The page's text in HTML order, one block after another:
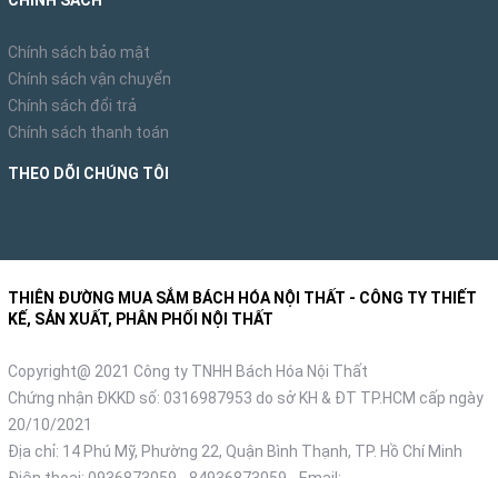
Chính sách bảo mật
Chính sách vận chuyển
Chính sách đổi trả
Chính sách thanh toán
THEO DÕI CHÚNG TÔI
THIÊN ĐƯỜNG MUA SẮM BÁCH HÓA NỘI THẤT - CÔNG TY THIẾT
KẾ, SẢN XUẤT, PHÂN PHỐI NỘI THẤT
Copyright@ 2021 Công ty TNHH Bách Hóa Nội Thất
Chứng nhận ĐKKD số: 0316987953 do sở KH & ĐT TP.HCM cấp ngày
20/10/2021
Địa chỉ: 14 Phú Mỹ, Phường 22, Quận Bình Thạnh, TP. Hồ Chí Minh